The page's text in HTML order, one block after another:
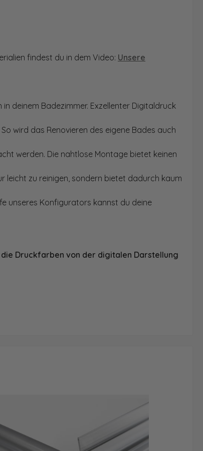
findest du in dem Video: Unsere
deinem Badezimmer. Exzellenter Digitaldruck
wird das Renovieren des eigene Bades auch
werden. Die nahtlose Montage bietet keinen
leicht zu reinigen, sondern bietet dadurch kaum
unseres Konfigurators kannst du deine
Druckfarben von der digitalen Darstellung